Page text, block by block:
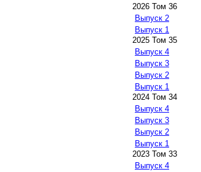
2026 Том 36
Выпуск 2
Выпуск 1
2025 Том 35
Выпуск 4
Выпуск 3
Выпуск 2
Выпуск 1
2024 Том 34
Выпуск 4
Выпуск 3
Выпуск 2
Выпуск 1
2023 Том 33
Выпуск 4